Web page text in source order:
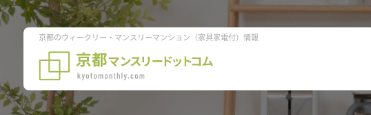
京都のウィークリー・マンスリーマンション（家具家電付）情報